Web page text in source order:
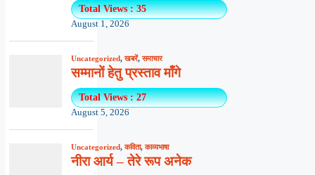
Total Views : 35
August 1, 2026
Uncategorized,खबरें,समाचार
सम्मानों हेतु प्रस्ताव माँगे
Total Views : 27
August 5, 2026
Uncategorized,कविता,काव्यभाषा
नीरा आर्य – तेरे रूप अनेक